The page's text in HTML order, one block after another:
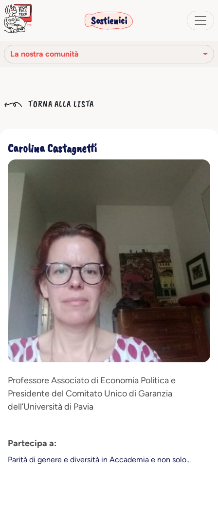
Sostienici
La nostra comunità
La nostra storia
Codice Etico
TORNA ALLA LISTA
Carolina Castagnetti
Professore Associato di Economia Politica e
Presidente del Comitato Unico di Garanzia
dell’Università di Pavia
Partecipa a:
Parità di genere e diversità in Accademia e non solo...